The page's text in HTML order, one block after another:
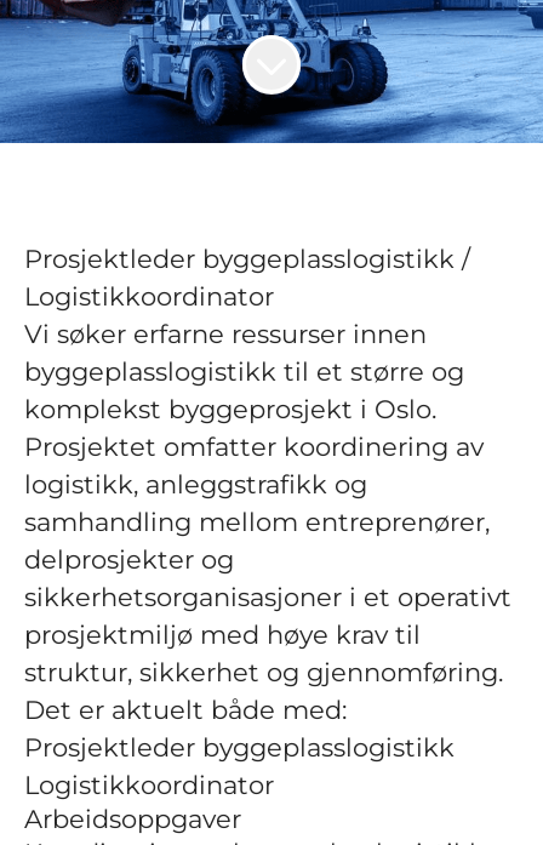
Prosjektleder byggeplasslogistikk /
Logistikkoordinator
Vi søker erfarne ressurser innen
byggeplasslogistikk til et større og
komplekst byggeprosjekt i Oslo.
Prosjektet omfatter koordinering av
logistikk, anleggstrafikk og
samhandling mellom entreprenører,
delprosjekter og
sikkerhetsorganisasjoner i et operativt
prosjektmiljø med høye krav til
struktur, sikkerhet og gjennomføring.
Det er aktuelt både med:
Prosjektleder byggeplasslogistikk
Logistikkoordinator
Arbeidsoppgaver